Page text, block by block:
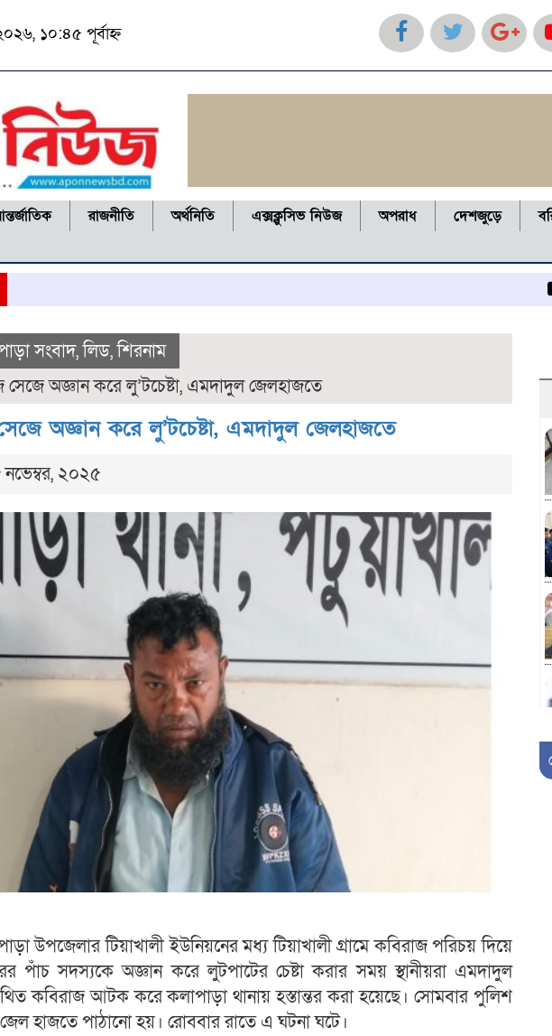
১০:৪৫ পূর্বাহ্ন
রাজনীতি অর্থনিতি এক্সক্লুসিভ নিউজ অপরাধ দেশজুড়ে
সংবাদ,লিড,শিরনাম
অজ্ঞান করে লু’টচেষ্টা, এমদাদুল জেলহাজতে
অজ্ঞান করে লু’টচেষ্টা, এমদাদুল জেলহাজতে
নভেম্বর, ২০২৫
উপজেলার টিয়াখালী ইউনিয়নের মধ্য টিয়াখালী গ্রামে কবিরাজ পরিচয় দিয়ে
পাঁচ সদস্যকে অজ্ঞান করে লুটপাটের চেষ্টা করার সময় স্থানীয়রা এমদাদুল
কবিরাজ আটক করে কলাপাড়া থানায় হস্তান্তর করা হয়েছে। সোমবার পুলিশ
হাজতে পাঠানো হয়। রোববার রাতে এ ঘটনা ঘটে।